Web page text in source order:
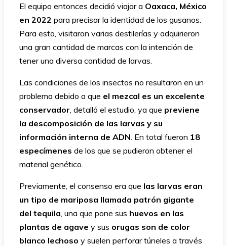
El equipo entonces decidió viajar a Oaxaca, México
en 2022 para precisar la identidad de los gusanos.
Para esto, visitaron varias destilerías y adquirieron
una gran cantidad de marcas con la intención de
tener una diversa cantidad de larvas.
Las condiciones de los insectos no resultaron en un
problema debido a que el mezcal es un excelente
conservador , detalló el estudio, ya que previene
la descomposición de las larvas y su
información interna de ADN . En total fueron 18
especímenes de los que se pudieron obtener el
material genético.
Previamente, el consenso era que las larvas eran
un tipo de mariposa llamada patrón gigante
del tequila , una que pone sus huevos en las
plantas de agave y sus orugas son de color
blanco lechoso y suelen perforar túneles a través